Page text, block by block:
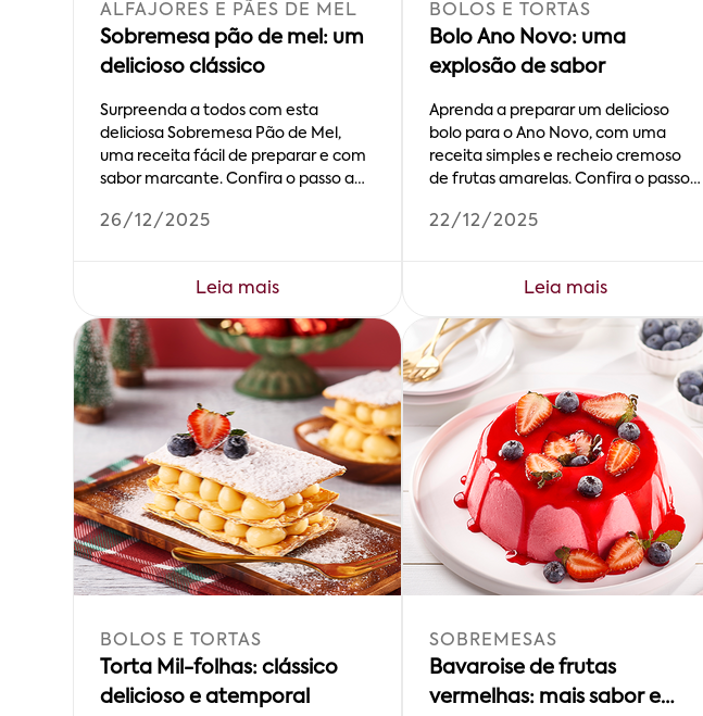
ALFAJORES E PÃES DE MEL
Sobremesa pão de mel: um
delicioso clássico
Surpreenda a todos com esta
deliciosa Sobremesa Pão de Mel,
uma receita fácil de preparar e com
sabor marcante. Confira o passo a
26/12/2025
Leia mais
BOLOS E TORTAS
Bolo Ano Novo: uma
explosão de sabor
Aprenda a preparar um delicioso
bolo para o Ano Novo, com uma
receita simples e recheio cremoso
de frutas amarelas. Confira o passo a
22/12/2025
Leia mais
BOLOS E TORTAS
Torta Mil-folhas: clássico
delicioso e atemporal
SOBREMESAS
Bavaroise de frutas
vermelhas: mais sabor e